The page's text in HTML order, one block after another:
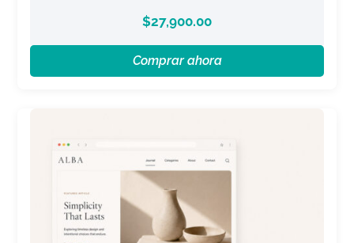
$27,900.00
Comprar ahora